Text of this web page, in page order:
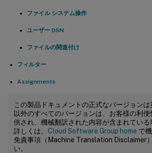
ファイル システム操作
ユーザー DSN
ファイルの関連付け
フィルター
Assignments
この製品ドキュメントの正式なバージョン
以外のすべてのバージョンは、お客様の利
供され、機械翻訳された内容が含まれている
詳しくは、 Cloud Software Group home で
免責事項（Machine Translation Disclaimer
い。